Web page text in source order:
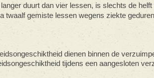
duurt dan vier lessen, is slechts de
twaalf gemiste lessen wegens ziekte
dienen binnen de
tijdens een aangesloten